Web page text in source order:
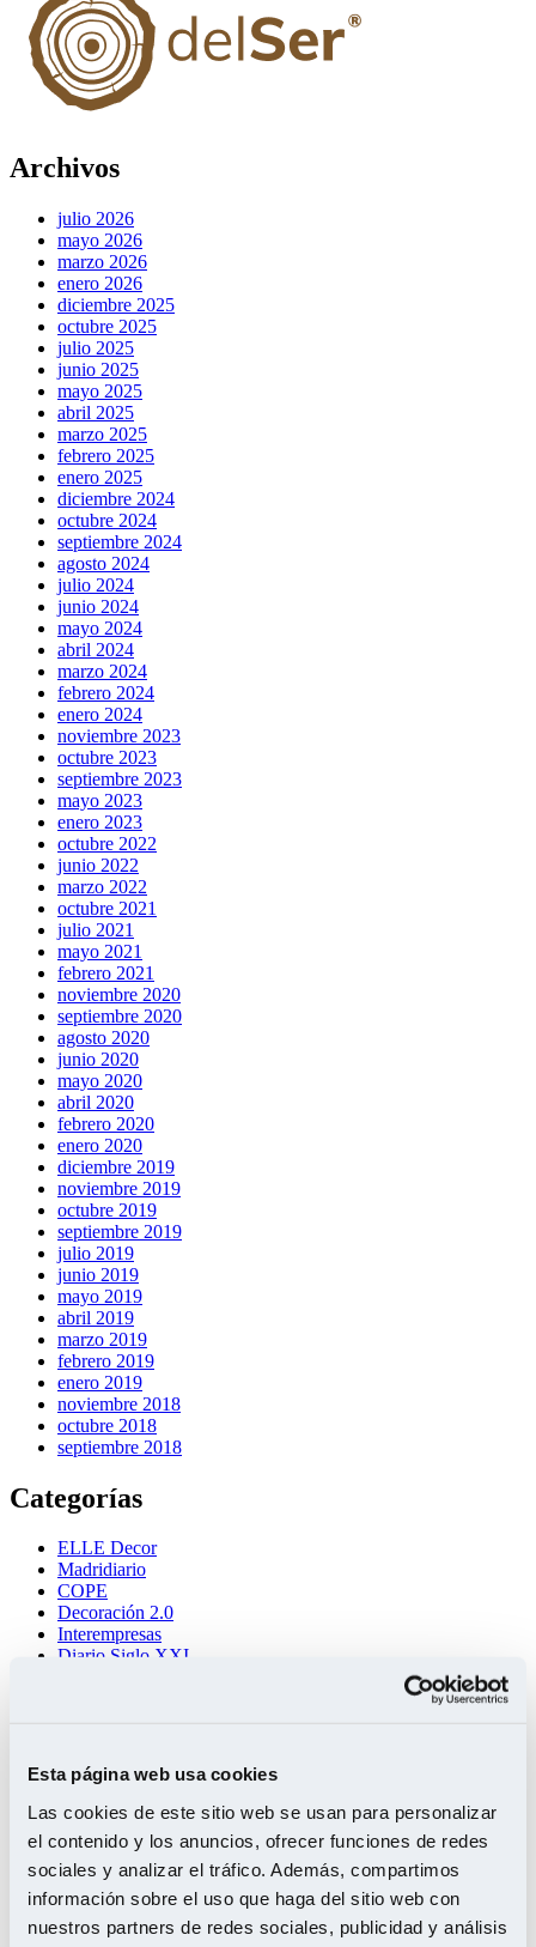
Esta página web usa cookies
Las cookies de este sitio web se usan para personalizar
el contenido y los anuncios, ofrecer funciones de redes
sociales y analizar el tráfico. Además, compartimos
información sobre el uso que haga del sitio web con
nuestros partners de redes sociales, publicidad y análisis
Archivos
julio 2026
mayo 2026
marzo 2026
enero 2026
diciembre 2025
octubre 2025
julio 2025
junio 2025
mayo 2025
abril 2025
marzo 2025
febrero 2025
enero 2025
diciembre 2024
octubre 2024
septiembre 2024
agosto 2024
julio 2024
junio 2024
mayo 2024
abril 2024
marzo 2024
febrero 2024
enero 2024
noviembre 2023
octubre 2023
septiembre 2023
mayo 2023
enero 2023
octubre 2022
junio 2022
marzo 2022
octubre 2021
julio 2021
mayo 2021
febrero 2021
noviembre 2020
septiembre 2020
agosto 2020
junio 2020
mayo 2020
abril 2020
febrero 2020
enero 2020
diciembre 2019
noviembre 2019
octubre 2019
septiembre 2019
julio 2019
junio 2019
mayo 2019
abril 2019
marzo 2019
febrero 2019
enero 2019
noviembre 2018
octubre 2018
septiembre 2018
Categorías
ELLE Decor
Madridiario
COPE
Decoración 2.0
Interempresas
Diario Siglo XXI
Maderas
Telemadrid
Prensa
Casa Actual
TC Sostenible
Madera Sostenible
Nuevo Estilo